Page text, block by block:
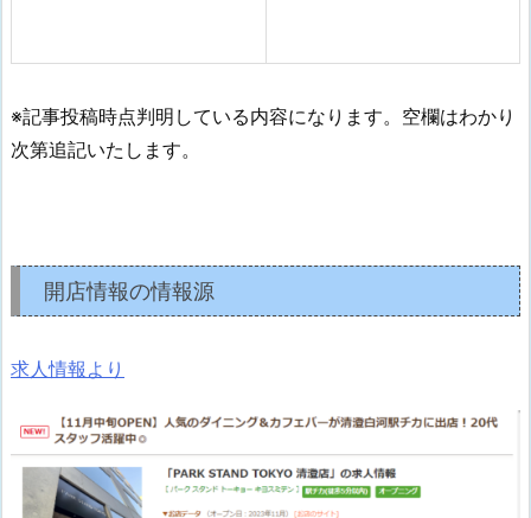
※記事投稿時点判明している内容になります。空欄はわかり
次第追記いたします。
開店情報の情報源
求人情報より